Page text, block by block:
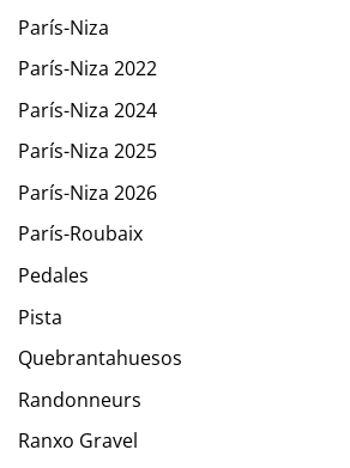
París-Niza
París-Niza 2022
París-Niza 2024
París-Niza 2025
París-Niza 2026
París-Roubaix
Pedales
Pista
Quebrantahuesos
Randonneurs
Ranxo Gravel